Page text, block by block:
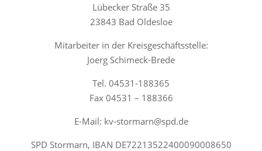
Lübecker Straße 35
23843 Bad Oldesloe
Mitarbeiter in der Kreisgeschäftsstelle:
Joerg Schimeck-Brede
Tel. 04531-188365
Fax 04531 – 188366
E-Mail: kv-stormarn@spd.de
SPD Stormarn, IBAN DE72213522400090008650